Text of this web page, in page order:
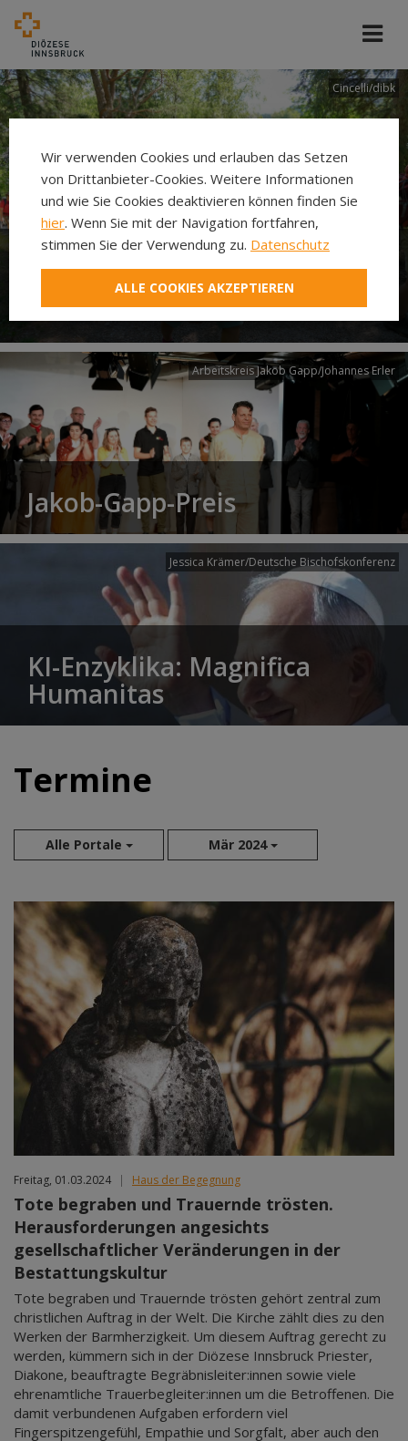
Cincelli/dibk
Neuer Pilgerweg Via
Laudato si’
Arbeitskreis Jakob Gapp/Johannes Erler
Jakob-Gapp-Preis
Jessica Krämer/Deutsche Bischofskonferenz
KI-Enzyklika: Magnifica
Humanitas
Termine
Alle Portale Mär 2024
Aug 2026
Sep 2026
Okt 2026
Nov 2026
Dez 2026
Jan 2027
Feb 2027
Mär 2027
Apr 2027
Mai 2027
Jun 2027
Freitag, 01.03.2024 | Haus der Begegnung
Tote begraben und Trauernde trösten.
Herausforderungen angesichts
gesellschaftlicher Veränderungen in der
Bestattungskultur
Tote begraben und Trauernde trösten gehört zentral zum
christlichen Auftrag in der Welt. Die Kirche zählt dies zu den
Werken der Barmherzigkeit. Um diesem Auftrag gerecht zu
werden, kümmern sich in der Diözese Innsbruck Priester,
Diakone, beauftragte Begräbnisleiter:innen sowie viele
ehrenamtliche Trauerbegleiter:innen um die Betroffenen. Die
damit verbundenen Aufgaben erfordern viel
Fingerspitzengefühl, Empathie und Sorgfalt, aber auch den
Wir verwenden Cookies und erlauben das Setzen
von Drittanbieter-Cookies. Weitere Informationen
und wie Sie Cookies deaktivieren können finden Sie
hier. Wenn Sie mit der Navigation fortfahren,
stimmen Sie der Verwendung zu. Datenschutz
ALLE COOKIES AKZEPTIEREN